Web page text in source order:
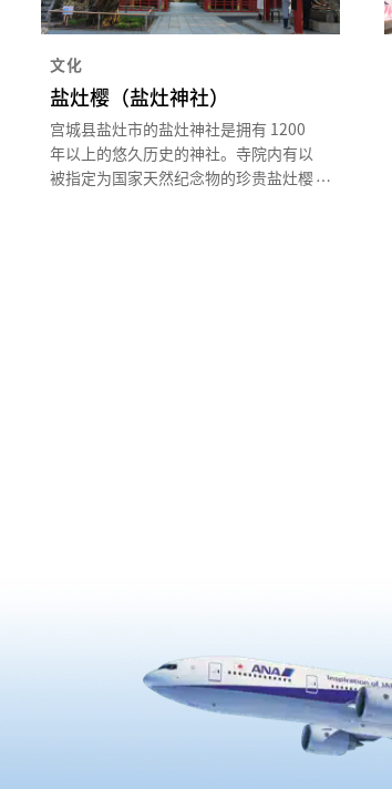
文化
盐灶樱（盐灶神社）
宫城县盐灶市的盐灶神社是拥有 1200
年以上的悠久历史的神社。寺院内有以
被指定为国家天然纪念物的珍贵盐灶樱